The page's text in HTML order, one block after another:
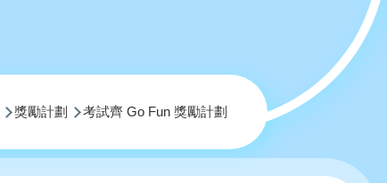
獎勵計劃 考試齊 Go Fun 獎勵計劃